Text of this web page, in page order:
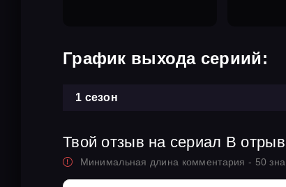
График выхода сериий:
1 сезон
Твой отзыв на сериал В отрыв
Минимальная длина комментария - 50